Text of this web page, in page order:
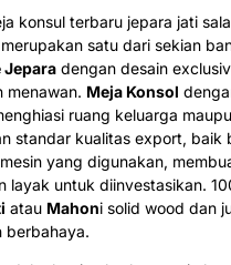
konsul terbaru jepara jati
satu dari sekian
Jepara dengan desain
menawan. Meja Konsol
ruang keluarga
standar kualitas export, baik
yang digunakan,
layak untuk diinvestasikan.
atau Mahoni solid wood dan
berbahaya.